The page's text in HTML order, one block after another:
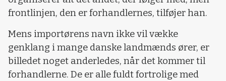
frontlinjen, den er forhandlernes, tilføjer han.
Mens importørens navn ikke vil vække
genklang i mange danske landmænds ører, er
billedet noget anderledes, når det kommer til
forhandlerne. De er alle fuldt fortrolige med